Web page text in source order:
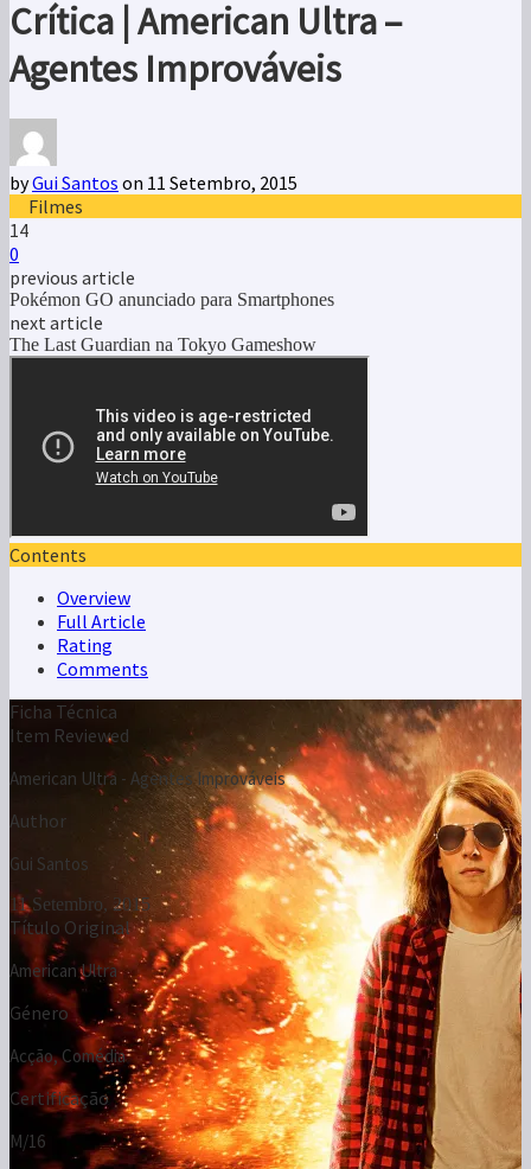
Crítica | American Ultra –
Agentes Improváveis
byGui Santos on 11 Setembro, 2015
Filmes
14
0
previous article
Pokémon GO anunciado para Smartphones
next article
The Last Guardian na Tokyo Gameshow
Contents
Overview
Full Article
Rating
Comments
Ficha Técnica
Item Reviewed
American Ultra - Agentes Improváveis
Author
Gui Santos
11 Setembro, 2015
Título Original
American Ultra
Género
Acção, Comédia
Certificação
M/16